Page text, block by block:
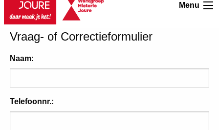
Menu
Vraag- of Correctieformulier
Naam:
Telefoonnr.: